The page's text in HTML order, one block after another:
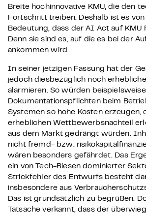
Breite hochinnovative KMU, die den
Fortschritt treiben. Deshalb ist es
Bedeutung, dass der AI Act auf KMU
Denn sie sind es, auf die es bei der
ankommen wird.
In seiner jetzigen Fassung hat der
jedoch diesbezüglich noch
alarmieren. So würden
Dokumentationspflichten beim
Systemen so hohe Kosten erzeugen,
erheblichen Wettbewerbsnachteil
aus dem Markt gedrängt würden.
nicht fremd- bzw.
wären besonders gefährdet. Das
ein von Tech-Riesen dominierter
Strickfehler des Entwurfs besteht
insbesondere aus
Das ist grundsätzlich zu begrüßen.
Tatsache verkannt, dass der